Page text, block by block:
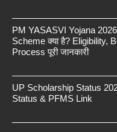
PM YASASVI Yojana
Scheme क्या है? Eligibility,
Process पूरी जानकारी
UP Scholarship Status
Status & PFMS Link